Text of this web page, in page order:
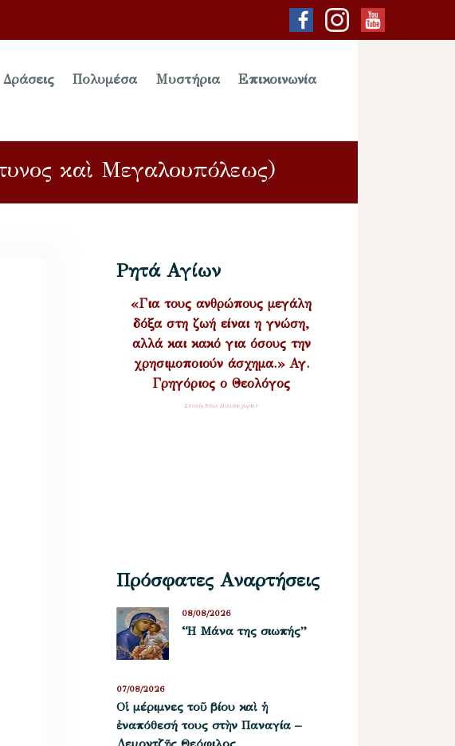
Δράσεις Πολυμέσα Μυστήρια Επικοινωνία
καὶ Μεγαλουπόλεως)
Ρητά Αγίων
«Για τους ανθρώπους μεγάλη
δόξα στη ζωή είναι η γνώση,
αλλά και κακό για όσους την
χρησιμοποιούν άσχημα.» Αγ.
Γρηγόριος ο Θεολόγος
Σύναξη Νέων Παλαιοχωρίου
Πρόσφατες Αναρτήσεις
“Η Μάνα της σιωπής”
08/08/2026
Οἱ μέριμνες τοῦ βίου καὶ ἡ
ἐναπόθεσή τους στὴν Παναγία –
07/08/2026